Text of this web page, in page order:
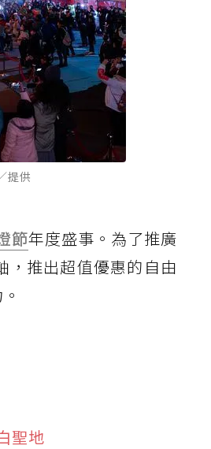
提供
節年度盛事。為了推廣
，推出超值優惠的自由
聖地